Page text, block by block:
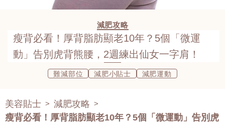
減肥攻略
瘦背必看！厚背脂肪顯老10年？5個「微運
動」告別虎背熊腰，2週練出仙女一字肩！
難減部位 減肥小貼士 減肥運動
美容貼士 > 減肥攻略 >
瘦背必看！厚背脂肪顯老10年？5個「微運動」告別虎